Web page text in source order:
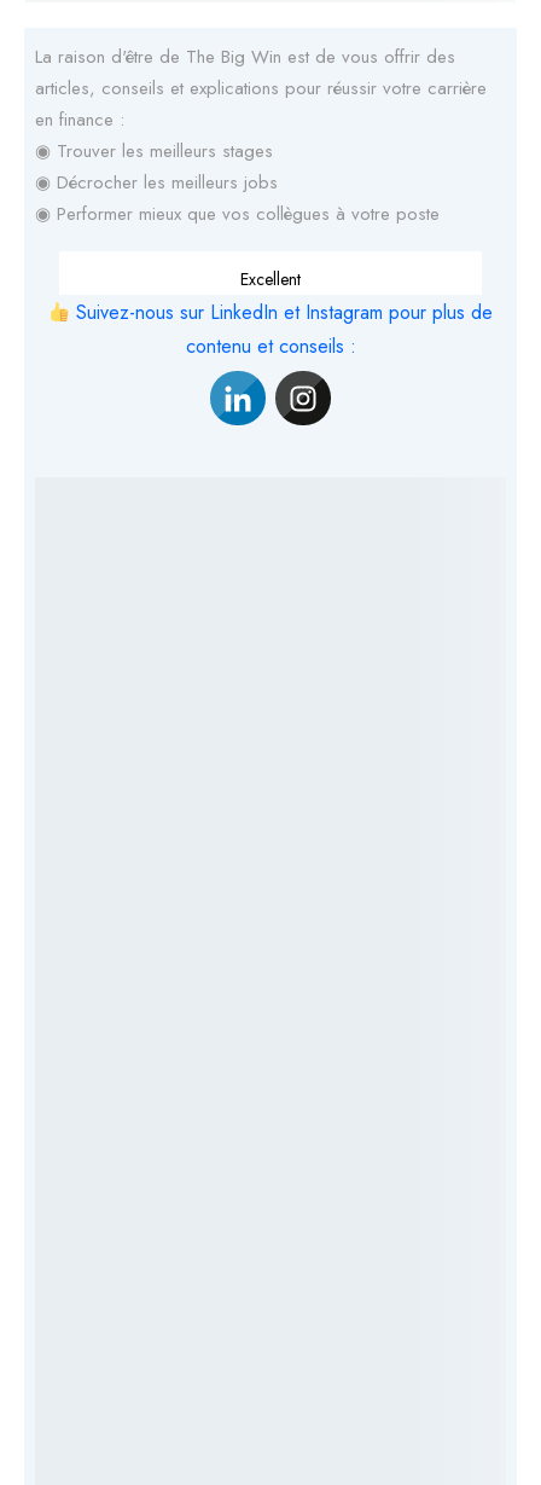
La raison d'être de The Big Win est de vous offrir des
articles, conseils et explications pour réussir votre carrière
en finance :
◉ Trouver les meilleurs stages
◉ Décrocher les meilleurs jobs
◉ Performer mieux que vos collègues à votre poste
Excellent
Suivez-nous sur LinkedIn et Instagram pour plus de
contenu et conseils :